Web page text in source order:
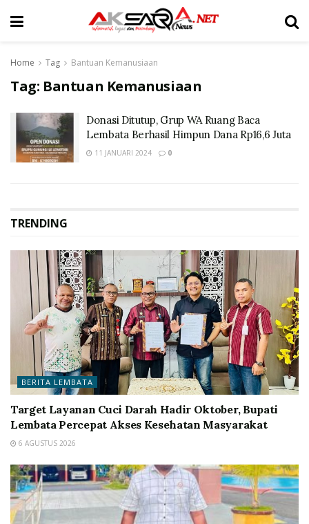
Home Tag Bantuan Kemanusiaan
Tag: Bantuan Kemanusiaan
Donasi Ditutup, Grup WA Ruang Baca
Lembata Berhasil Himpun Dana Rp16,6 Juta
11 JANUARI 2024 0
TRENDING
BERITA LEMBATA
Target Layanan Cuci Darah Hadir Oktober, Bupati
Lembata Percepat Akses Kesehatan Masyarakat
6 AGUSTUS 2026